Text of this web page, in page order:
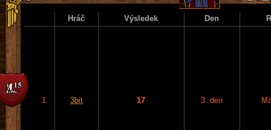
Hráč Výsledek Den
1. 3bit 17 3. den